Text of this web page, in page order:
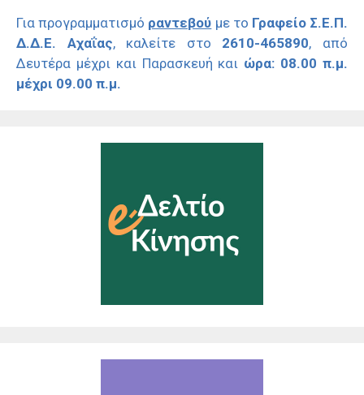
Για προγραμματισμό ραντεβού με το Γραφείο Σ.Ε.Π.
Δ.Δ.Ε. Αχαΐας, καλείτε στο 2610-465890, από
Δευτέρα μέχρι και Παρασκευή και ώρα: 08.00 π.μ.
μέχρι 09.00 π.μ.